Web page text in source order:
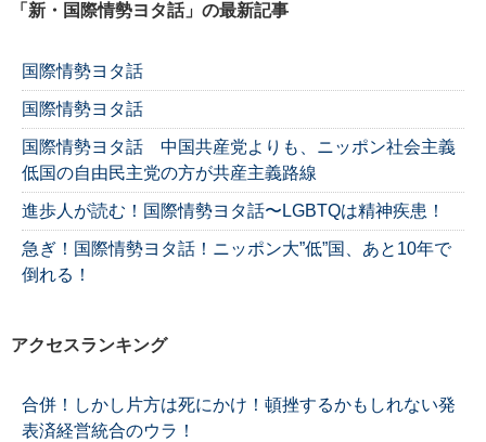
「新・国際情勢ヨタ話」の最新記事
国際情勢ヨタ話
国際情勢ヨタ話
国際情勢ヨタ話 中国共産党よりも、ニッポン社会主義
低国の自由民主党の方が共産主義路線
進歩人が読む！国際情勢ヨタ話〜LGBTQは精神疾患！
急ぎ！国際情勢ヨタ話！ニッポン大”低”国、あと10年で
倒れる！
アクセスランキング
合併！しかし片方は死にかけ！頓挫するかもしれない発
表済経営統合のウラ！